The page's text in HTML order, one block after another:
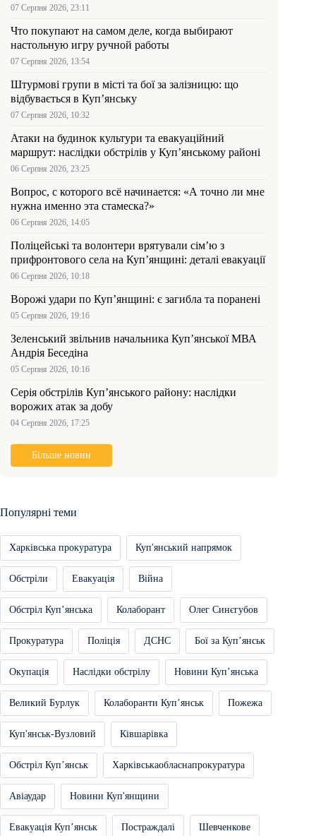
07 Серпня 2026, 23:11
Что покупают на самом деле, когда выбирают
настольную игру ручной работы
07 Серпня 2026, 13:54
Штурмові групи в місті та бої за залізницю: що
відбувається в Куп’янську
07 Серпня 2026, 10:32
Атаки на будинок культури та евакуаційний
маршрут: наслідки обстрілів у Куп’янському районі
06 Серпня 2026, 23:25
Вопрос, с которого всё начинается: «А точно ли мне
нужна именно эта стамеска?»
06 Серпня 2026, 14:05
Поліцейські та волонтери врятували сім’ю з
прифронтового села на Куп’янщині: деталі евакуації
06 Серпня 2026, 10:18
Ворожі удари по Куп’янщині: є загибла та поранені
05 Серпня 2026, 19:16
Зеленський звільнив начальника Купʼянської МВА
Андрія Беседіна
05 Серпня 2026, 10:16
Серія обстрілів Куп’янського району: наслідки
ворожих атак за добу
04 Серпня 2026, 17:25
Більше новин
Популярні теми
Харківська прокуратура Куп'янський напрямок
Обстріли Евакуація Війна
Обстріл Купʼянська Колаборант Олег Синєгубов
Прокуратура Поліція ДСНС Бої за Купʼянськ
Окупація Наслідки обстрілу Новини Купʼянська
Великий Бурлук Колаборанти Купʼянськ Пожежа
Куп'янськ-Вузловий Ківшарівка
Обстріл Купʼянськ Харківськаобласнапрокуратура
Авіаудар Новини Куп'янщини
Евакуація Купʼянськ Постраждалі Шевченкове